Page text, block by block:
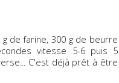
de farine, 300 g de beurre
vitesse 5-6 puis 5
C'est déjà prêt à être